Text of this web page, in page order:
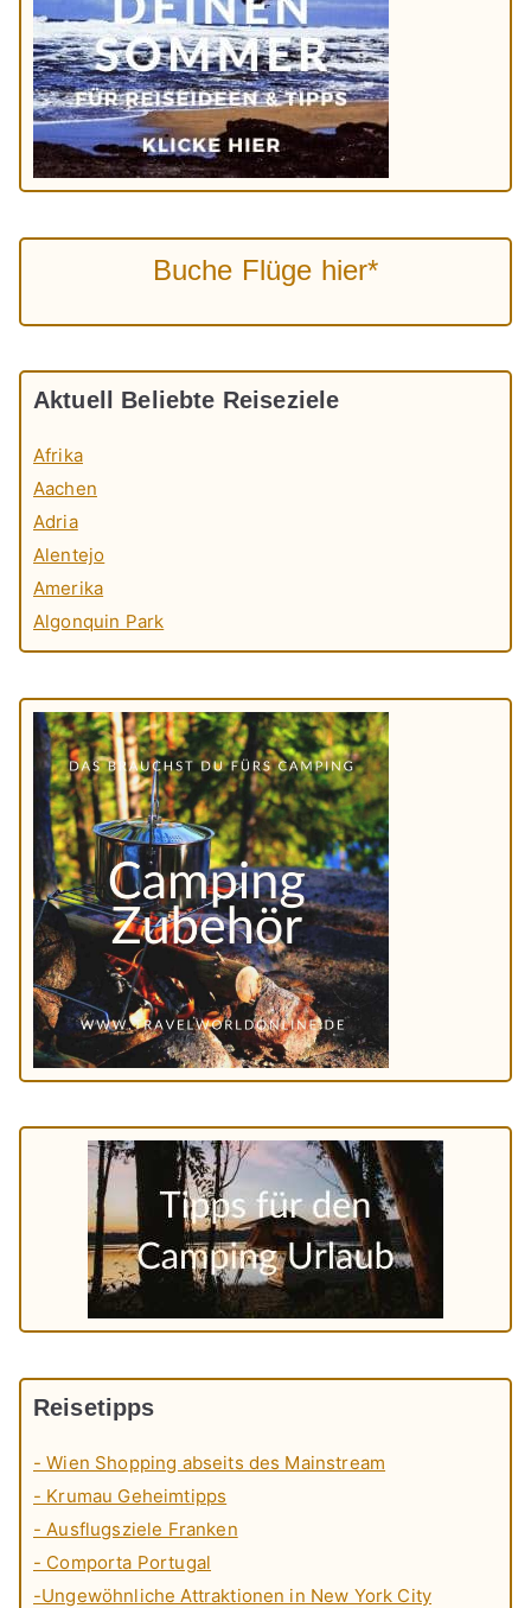
Buche Flüge hier*
Aktuell Beliebte Reiseziele
Afrika
Aachen
Adria
Alentejo
Amerika
Algonquin Park
Reisetipps
- Wien Shopping abseits des Mainstream
- Krumau Geheimtipps
- Ausflugsziele Franken
- Comporta Portugal
-Ungewöhnliche Attraktionen in New York City